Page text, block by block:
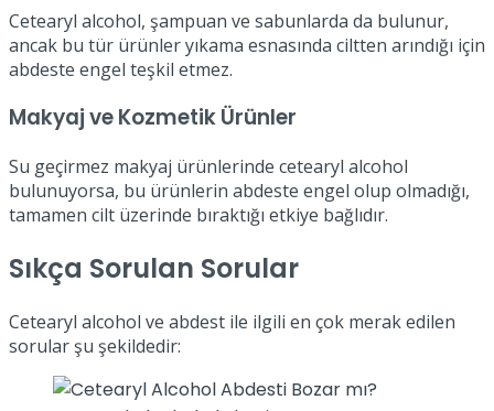
Cetearyl alcohol, şampuan ve sabunlarda da bulunur,
ancak bu tür ürünler yıkama esnasında ciltten arındığı için
abdeste engel teşkil etmez.
Makyaj ve Kozmetik Ürünler
Su geçirmez makyaj ürünlerinde cetearyl alcohol
bulunuyorsa, bu ürünlerin abdeste engel olup olmadığı,
tamamen cilt üzerinde bıraktığı etkiye bağlıdır.
Sıkça Sorulan Sorular
Cetearyl alcohol ve abdest ile ilgili en çok merak edilen
sorular şu şekildedir: